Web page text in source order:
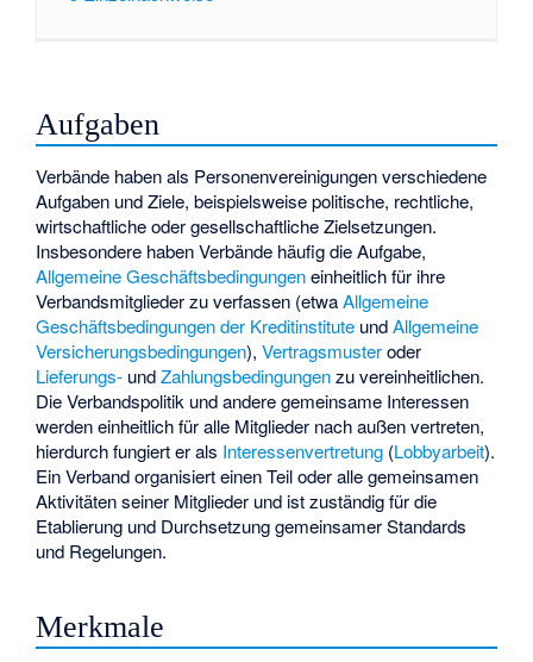
Aufgaben
Verbände haben als Personenvereinigungen verschiedene
Aufgaben und Ziele, beispielsweise politische, rechtliche,
wirtschaftliche oder gesellschaftliche Zielsetzungen.
Insbesondere haben Verbände häufig die Aufgabe,
Allgemeine Geschäftsbedingungeneinheitlich für ihre
Verbandsmitglieder zu verfassen (etwaAllgemeine
Geschäftsbedingungen der Kreditinstitute undAllgemeine
Versicherungsbedingungen),Vertragsmusteroder
Lieferungs- undZahlungsbedingungenzu vereinheitlichen.
Die Verbandspolitik und andere gemeinsame Interessen
werden einheitlich für alle Mitglieder nach außen vertreten,
hierdurch fungiert er als Interessenvertretung (Lobbyarbeit).
Ein Verband organisiert einen Teil oder alle gemeinsamen
Aktivitäten seiner Mitglieder und ist zuständig für die
Etablierung und Durchsetzung gemeinsamer Standards
und Regelungen.
Merkmale